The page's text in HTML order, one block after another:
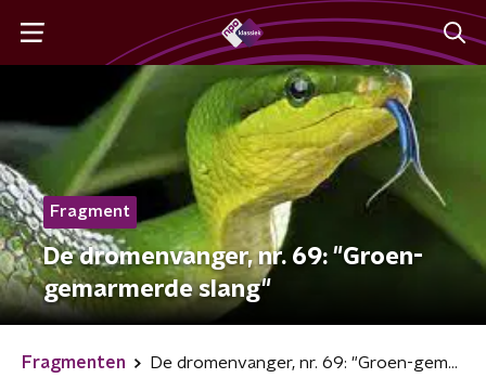
Fragment
De dromenvanger, nr. 69: "Groen-
gemarmerde slang"
Fragmenten De dromenvanger, nr. 69: "Groen-gemarmerde slang"